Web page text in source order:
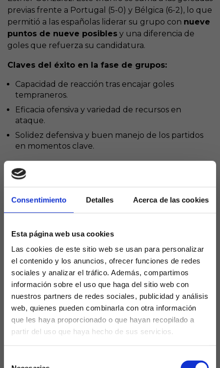
Consentimiento Detalles Acerca de las cookies
Esta página web usa cookies
Las cookies de este sitio web se usan para personalizar
el contenido y los anuncios, ofrecer funciones de redes
sociales y analizar el tráfico. Además, compartimos
información sobre el uso que haga del sitio web con
nuestros partners de redes sociales, publicidad y análisis
web, quienes pueden combinarla con otra información
que les haya proporcionado o que hayan recopilado a
partir del uso que haya hecho de sus servicios.
previas frente a Portugal (5-0) y Bélgica (6-2), lo que
permitió a las españolas liderar su grupo con nueve
puntos de nueve posibles y una diferencia de
goles que refuerza su candidatura.
Claves del éxito en la fase de grupos:
Capacidad de reacción tras encajar goles
tempraneros.
Eficacia ofensiva y variedad de recursos en
ataque.
Solidez defensiva y buen manejo de los partidos
en momentos clave.
Próximo reto: Suiza, la
anfitriona
julio a las 21:00 en el Stade de Suisse de Berna
conjunto helvético logró su histórica clasificación
como segunda de su grupo, empatando in extremis
ante Finlandia y desatando la euforia local. Será la
primera vez que Suiza dispute unos cuartos de final
en una Eurocopa femenina, lo que añade un
componente emocional y de presión para las
locales.
Datos clave del duelo:
todos los puntos posibles.